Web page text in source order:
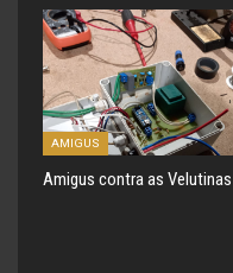
AMIGUS
Amigus contra as Velutinas